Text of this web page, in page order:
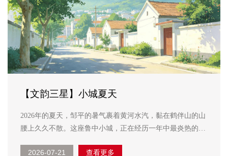
【文韵三星】小城夏天
2026年的夏天，邹平的暑气裹着黄河水汽，黏在鹤伴山的山
腰上久久不散。这座鲁中小城，正在经历一年中最炎热的一
褐色的茶水。我接过，一饮而尽——那是炒糊的麦子泡的
2026-07-21 查看更多